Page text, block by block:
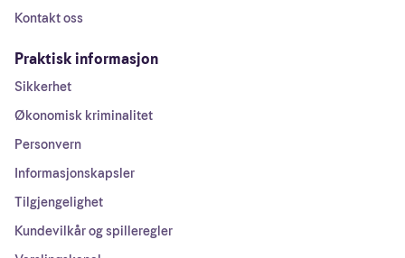
Kontakt oss
Praktisk informasjon
Sikkerhet
Økonomisk kriminalitet
Personvern
Informasjonskapsler
Tilgjengelighet
Kundevilkår og spilleregler